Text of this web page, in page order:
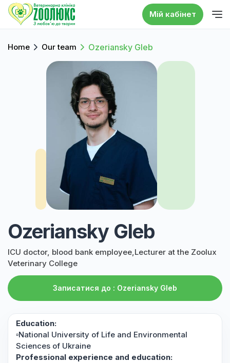
Мій кабінет
Home Our team Ozeriansky Gleb
Ozeriansky Gleb
ICU doctor, blood bank employee,Lecturer at the Zoolux
Veterinary College
Записатися до : Ozeriansky Gleb
Education:
▫️National University of Life and Environmental
Sciences of Ukraine
Professional experience and education: